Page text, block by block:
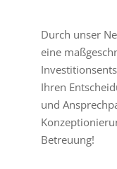
Durch unser
eine
Ihren
und
Betreuung!